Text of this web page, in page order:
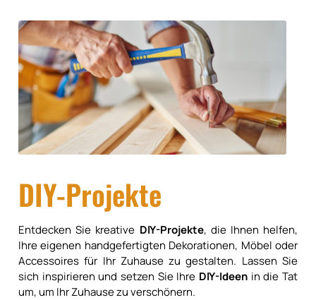
DIY-Projekte
Entdecken Sie kreative DIY-Projekte, die Ihnen helfen,
Ihre eigenen handgefertigten Dekorationen, Möbel oder
Accessoires für Ihr Zuhause zu gestalten. Lassen Sie
sich inspirieren und setzen Sie Ihre DIY-Ideen in die Tat
um, um Ihr Zuhause zu verschönern.